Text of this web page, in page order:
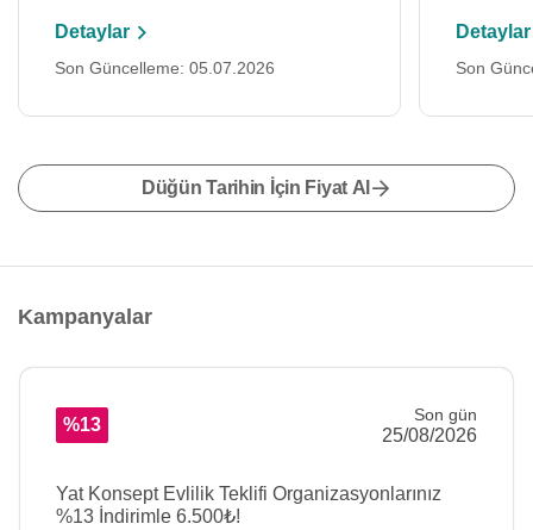
Detaylar
Son Güncelleme: 05.07.2026
Detaylar
Son
Düğün Tarihin İçin Fiyat Al
Kampanyalar
%13 Son gün
25/08/2026
Yat Konsept Evlilik Teklifi Organizasyonlarınız
%13 İndirimle 6.500₺!